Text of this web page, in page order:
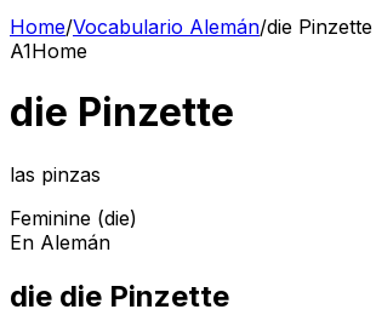
Home/Vocabulario Alemán/die Pinzette
A1Home
die Pinzette
las pinzas
Feminine (die)
En Alemán
die die Pinzette